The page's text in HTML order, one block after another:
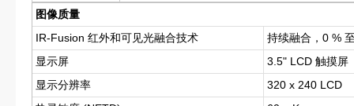
图像质量
IR-Fusion 红外和可见光融合技术
持续融合，0 %
显示屏
3.5" LCD 触摸屏
显示分辨率
320 x 240 LCD